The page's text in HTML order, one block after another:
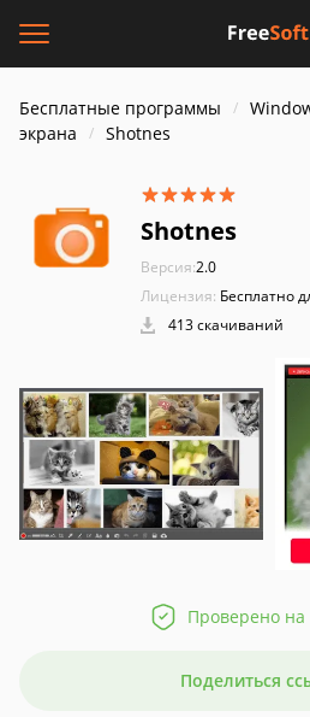
Бесплатные программы
экрана
Shotnes
Shotnes
Версия:2.0
Лицензия: Бесплатно
413 скачиваний
Проверено на
Поделиться